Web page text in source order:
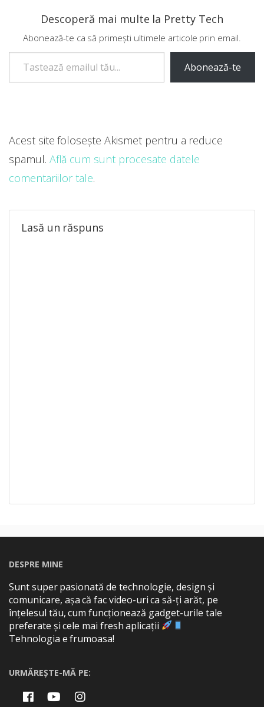
Descoperă mai multe la Pretty Tech
Abonează-te ca să primești ultimele articole prin email.
Tastează emailul tău...
Abonează-te
Lasă un răspuns
Acest site folosește Akismet pentru a reduce
spamul. Află cum sunt procesate datele
comentariilor tale.
DESPRE MINE
Sunt super pasionată de technologie, design și
comunicare, așa că fac video-uri ca să-ți arăt, pe
înțelesul tău, cum funcționează gadget-urile tale
preferate și cele mai fresh aplicații
Tehnologia e frumoasa!
URMĂREȘTE-MĂ PE: